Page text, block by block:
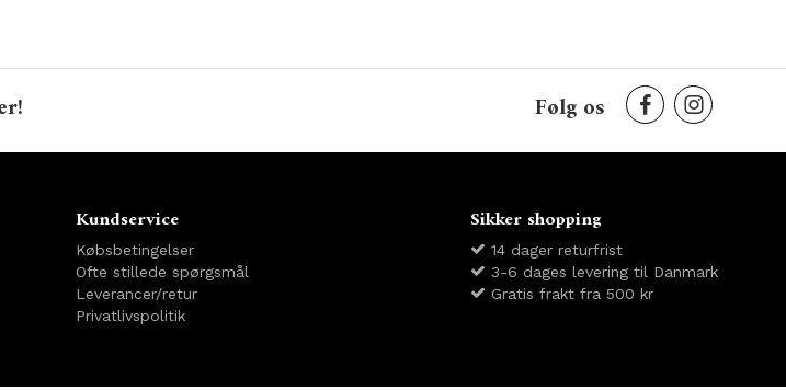
Følg os
Kundservice
Købsbetingelser
Ofte stillede spørgsmål
Leverancer/retur
Privatlivspolitik
Sikker shopping
14 dager returfrist
3-6 dages levering til Danmark
Gratis frakt fra 500 kr